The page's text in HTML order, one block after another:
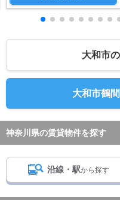
大和市
大和市鶴
神奈川県の賃貸物件を探す
沿線・駅から探す